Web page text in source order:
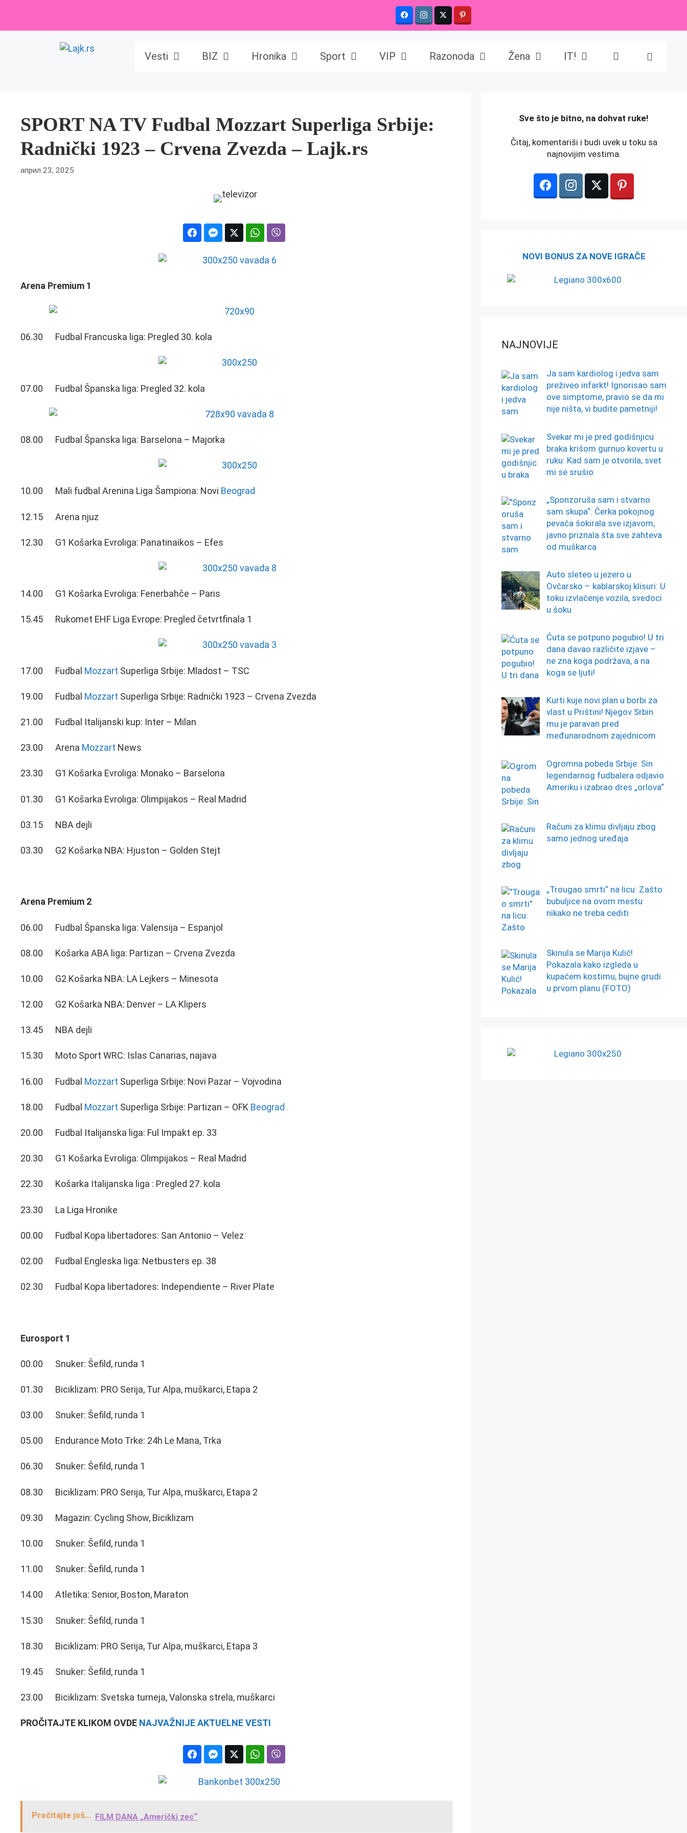
content
Vesti BIZ Hronika Sport VIP Razonoda Žena IT!
SPORT NA TV Fudbal Mozzart Superliga Srbije:
Radnički 1923 – Crvena Zvezda – Lajk.rs
април 23, 2025
Arena Premium 1
06.30 Fudbal Francuska liga: Pregled 30. kola
07.00 Fudbal Španska liga: Pregled 32. kola
08.00 Fudbal Španska liga: Barselona – Majorka
10.00 Mali fudbal Arenina Liga Šampiona: Novi Beograd
12.15 Arena njuz
12.30 G1 Košarka Evroliga: Panatinaikos – Efes
14.00 G1 Košarka Evroliga: Fenerbahče – Paris
15.45 Rukomet EHF Liga Evrope: Pregled četvrtfinala 1
17.00 Fudbal Mozzart Superliga Srbije: Mladost – TSC
19.00 Fudbal Mozzart Superliga Srbije: Radnički 1923 – Crvena Zvezda
21.00 Fudbal Italijanski kup: Inter – Milan
23.00 Arena Mozzart News
23.30 G1 Košarka Evroliga: Monako – Barselona
01.30 G1 Košarka Evroliga: Olimpijakos – Real Madrid
03.15 NBA dejli
03.30 G2 Košarka NBA: Hjuston – Golden Stejt
Arena Premium 2
06.00 Fudbal Španska liga: Valensija – Espanjol
08.00 Košarka ABA liga: Partizan – Crvena Zvezda
10.00 G2 Košarka NBA: LA Lejkers – Minesota
12.00 G2 Košarka NBA: Denver – LA Klipers
13.45 NBA dejli
15.30 Moto Sport WRC: Islas Canarias, najava
16.00 Fudbal Mozzart Superliga Srbije: Novi Pazar – Vojvodina
18.00 Fudbal Mozzart Superliga Srbije: Partizan – OFK Beograd
20.00 Fudbal Italijanska liga: Ful Impakt ep. 33
20.30 G1 Košarka Evroliga: Olimpijakos – Real Madrid
22.30 Košarka Italijanska liga : Pregled 27. kola
23.30 La Liga Hronike
00.00 Fudbal Kopa libertadores: San Antonio – Velez
02.00 Fudbal Engleska liga: Netbusters ep. 38
02.30 Fudbal Kopa libertadores: Independiente – River Plate
Eurosport 1
00.00 Snuker: Šefild, runda 1
01.30 Biciklizam: PRO Serija, Tur Alpa, muškarci, Etapa 2
03.00 Snuker: Šefild, runda 1
05.00 Endurance Moto Trke: 24h Le Mana, Trka
06.30 Snuker: Šefild, runda 1
08.30 Biciklizam: PRO Serija, Tur Alpa, muškarci, Etapa 2
09.30 Magazin: Cycling Show, Biciklizam
10.00 Snuker: Šefild, runda 1
11.00 Snuker: Šefild, runda 1
14.00 Atletika: Senior, Boston, Maraton
15.30 Snuker: Šefild, runda 1
18.30 Biciklizam: PRO Serija, Tur Alpa, muškarci, Etapa 3
19.45 Snuker: Šefild, runda 1
23.00 Biciklizam: Svetska turneja, Valonska strela, muškarci
PROČITAJTE KLIKOM OVDE NAJVAŽNIJE AKTUELNE VESTI
Pročitajte još... FILM DANA „Američki zec“
️Sve što je bitno, na dohvat ruke!
Čitaj, komentariši i budi uvek u toku sa
najnovijim vestima.
NOVI BONUS ZA NOVE IGRAČE
NAJNOVIJE
Ja sam kardiolog i jedva sam
preživeo infarkt! Ignorisao sam
ove simptome, pravio se da mi
nije ništa, vi budite pametniji!
Svekar mi je pred godišnjicu
braka krišom gurnuo kovertu u
ruku: Kad sam je otvorila, svet
mi se srušio
„Sponzoruša sam i stvarno
sam skupa“: Ćerka pokojnog
pevača šokirala sve izjavom,
javno priznala šta sve zahteva
od muškarca
Auto sleteo u jezero u
Ovčarsko – kablarskoj klisuri: U
toku izvlačenje vozila, svedoci
u šoku
Ćuta se potpuno pogubio! U tri
dana davao različite izjave –
ne zna koga podržava, a na
koga se ljuti!
Kurti kuje novi plan u borbi za
vlast u Prištini! Njegov Srbin
mu je paravan pred
međunarodnom zajednicom
Ogromna pobeda Srbije: Sin
legendarnog fudbalera odjavio
Ameriku i izabrao dres „orlova“
Računi za klimu divljaju zbog
samo jednog uređaja
„Trougao smrti“ na licu: Zašto
bubuljice na ovom mestu
nikako ne treba cediti
Skinula se Marija Kulić!
Pokazala kako izgleda u
kupaćem kostimu, bujne grudi
u prvom planu (FOTO)